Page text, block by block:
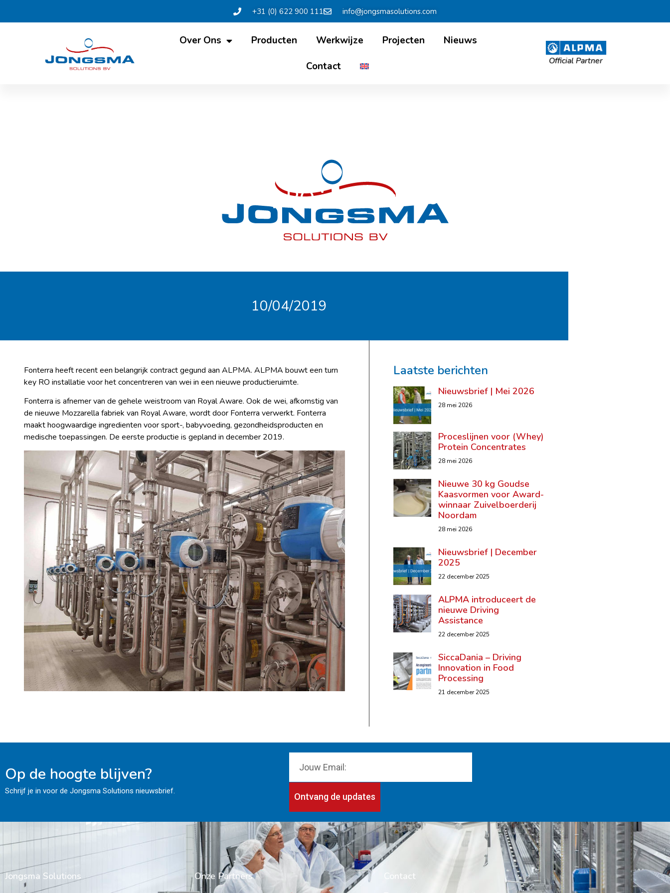
+31 (0) 622 900 111 info@jongsmasolutions.com
Over Ons Producten Werkwijze Projecten
Nieuws
Contact
Official Partner
ALPMA bouwt een turn key RO installatie voor Fonterra
10/04/2019
Fonterra heeft recent een belangrijk contract gegund aan ALPMA. ALPMA bouwt een turn
key RO installatie voor het concentreren van wei in een nieuwe productieruimte.
Fonterra is afnemer van de gehele weistroom van Royal Aware. Ook de wei, afkomstig van
de nieuwe Mozzarella fabriek van Royal Aware, wordt door Fonterra verwerkt. Fonterra
maakt hoogwaardige ingredienten voor sport-, babyvoeding, gezondheidsproducten en
medische toepassingen. De eerste productie is gepland in december 2019.
Laatste berichten
Nieuwsbrief | Mei 2026
28 mei 2026
Proceslijnen voor (Whey)
Protein Concentrates
28 mei 2026
Nieuwe 30 kg Goudse
Kaasvormen voor Award-
winnaar Zuivelboerderij
Noordam
28 mei 2026
Nieuwsbrief | December
2025
22 december 2025
ALPMA introduceert de
nieuwe Driving
Assistance
22 december 2025
SiccaDania – Driving
Innovation in Food
Processing
21 december 2025
Op de hoogte blijven?
Schrijf je in voor de Jongsma Solutions nieuwsbrief.
Ontvang de updates
Jongsma Solutions Onze Partners Contact